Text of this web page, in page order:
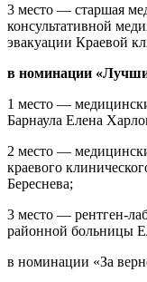
3 место — старшая
консультативной
эвакуации Краевой
в номинации
1 место —
Барнаула Елена
2 место —
краевого
Береснева;
3 место — рентген-
районной больницы
в номинации «За